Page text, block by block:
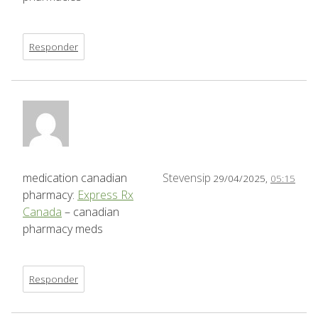
Responder
Stevensip 29/04/2025, 05:15
medication canadian
pharmacy: Express Rx
Canada – canadian
pharmacy meds
Responder